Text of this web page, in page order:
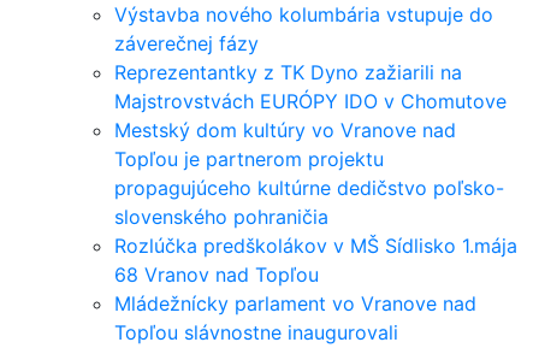
Výstavba nového kolumbária vstupuje do
záverečnej fázy
Reprezentantky z TK Dyno zažiarili na
Majstrovstvách EURÓPY IDO v Chomutove
Mestský dom kultúry vo Vranove nad
Topľou je partnerom projektu
propagujúceho kultúrne dedičstvo poľsko-
slovenského pohraničia
Rozlúčka predškolákov v MŠ Sídlisko 1.mája
68 Vranov nad Topľou
Mládežnícky parlament vo Vranove nad
Topľou slávnostne inaugurovali